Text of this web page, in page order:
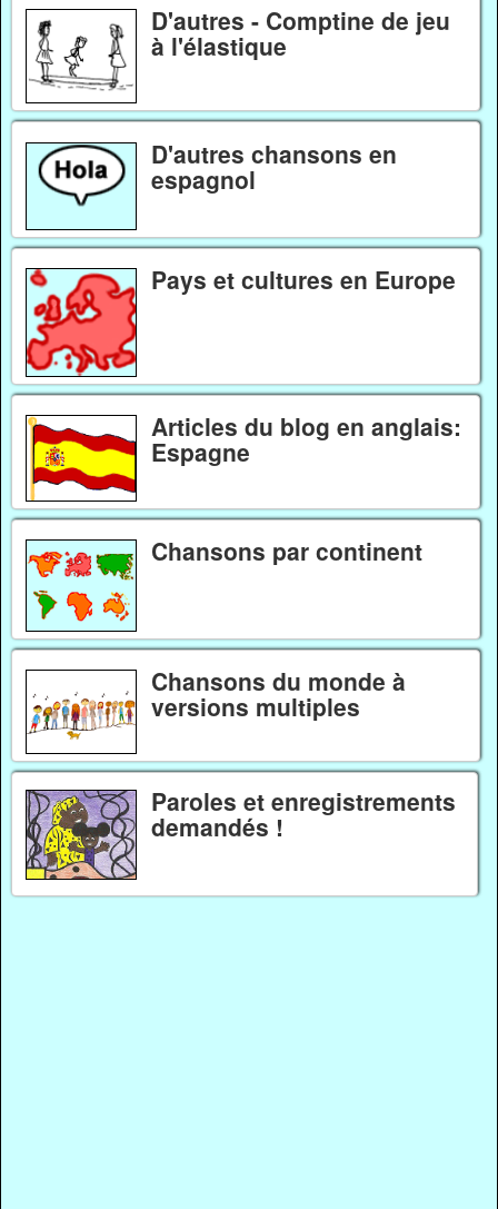
D'autres - Comptine de jeu
à l'élastique
D'autres chansons en
espagnol
Pays et cultures en Europe
Articles du blog en anglais:
Espagne
Chansons par continent
Chansons du monde à
versions multiples
Paroles et enregistrements
demandés !